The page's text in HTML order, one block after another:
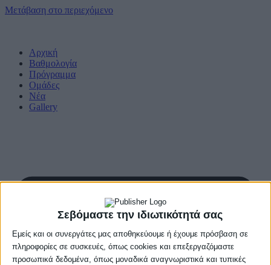
Σεβόμαστε την ιδιωτικότητά σας
Εμείς και οι συνεργάτες μας αποθηκεύουμε ή έχουμε πρόσβαση σε
πληροφορίες σε συσκευές, όπως cookies και επεξεργαζόμαστε
προσωπικά δεδομένα, όπως μοναδικά αναγνωριστικά και τυπικές
Μετάβαση στο περιεχόμενο
Αρχική
Βαθμολογία
Πρόγραμμα
Ομάδες
Νέα
Gallery